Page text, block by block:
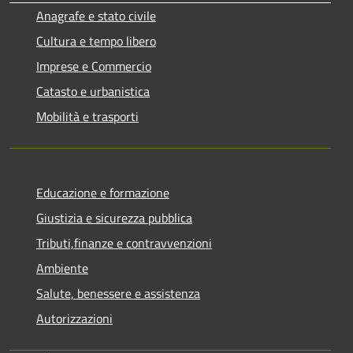
Anagrafe e stato civile
Cultura e tempo libero
Imprese e Commercio
Catasto e urbanistica
Mobilità e trasporti
Educazione e formazione
Giustizia e sicurezza pubblica
Tributi,finanze e contravvenzioni
Ambiente
Salute, benessere e assistenza
Autorizzazioni